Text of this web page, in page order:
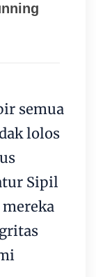
semua
lolos
Sipil